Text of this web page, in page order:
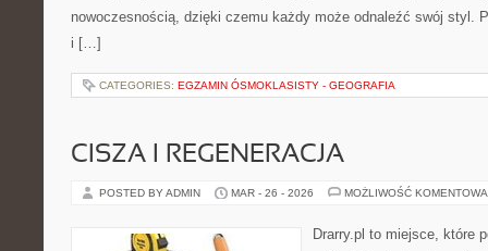
nowoczesnością, dzięki czemu każdy może odnaleźć swój styl.
i […]
CATEGORIES: EGZAMIN ÓSMOKLASISTY - GEOGRAFIA
CISZA I REGENERACJA
POSTED BY ADMIN MAR - 26 - 2026 MOŻLIWOŚĆ
Drarry.pl to miejsce, które